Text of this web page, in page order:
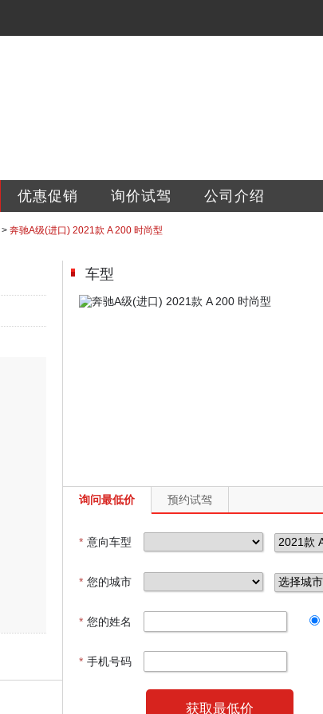
优惠促销 询价试驾 公司介绍
> 奔驰A级(进口) 2021款 A 200 时尚型
车型
询问最低价 预约试驾
* 意向车型
* 您的城市
* 您的姓名
* 手机号码
获取最低价